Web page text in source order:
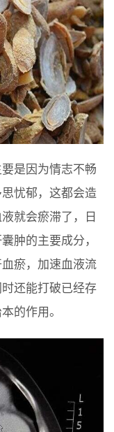
是因为情志不畅
忧郁，这都会造
就会瘀滞了，日
肿的主要成分，
瘀，加速血液流
还能打破已经存
的作用。